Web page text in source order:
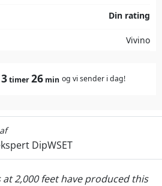
Din rating
Vivino
timer26 min og vi sender i dag!
DipWSET
at 2,000 feet have produced this